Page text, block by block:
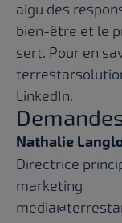
aigu des
bien-être et le
sert. Pour en
LinkedIn.
Nathalie
Directrice
marketing